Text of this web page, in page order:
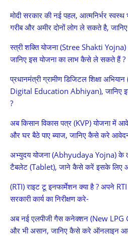
मोदी सरकार की नई पहल, आत्मनिर्भर स्वस्थ
गरीब और अमीर दोनों लोग ले सकते है,
स्त्री शक्ति योजना (Stree Shakti
जानिए इस योजना का लाभ कैसे ले सकते हैं ?
प्रधानमंत्री ग्रामीण डिजिटल शिक्षा
Digital Education Abhiyan), जानिए
?
अब किसान विकास पत्र (KVP) योजना में
और घर बैठे पाए ब्याज, जानिए कैसे करे
अभ्युदय योजना (Abhyudaya Yojna) के
टैबलेट (Tablet), जाने कैसे करें इसके लिए
(RTI) राइट टू इनफार्मेशन क्या है ? अपने
सरकारी कार्य का निरीक्षण करे-
अब नई एलपीजी गैस कनेक्शन (New
और भी असान, जानिए कैसे करे ऑनलाइन